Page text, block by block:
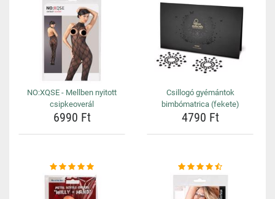
NO:XQSE - Mellben nyitott
csipkeoverál
6990 Ft
Csillogó gyémántok
bimbómatrica (fekete)
4790 Ft